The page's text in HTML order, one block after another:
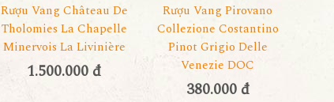
Rượu Vang Château De
Tholomies La Chapelle
Minervois La Livinière
1.500.000 đ
Rượu Vang Pirovano
Collezione Costantino
Pinot Grigio Delle
Venezie DOC
380.000 đ